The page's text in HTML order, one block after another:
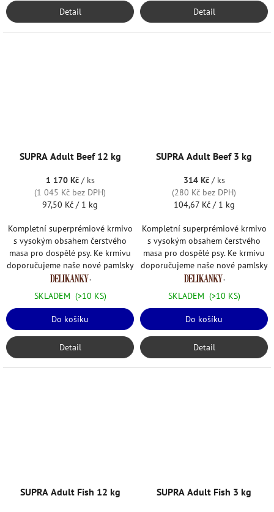
Detail Detail
SUPRA Adult Beef 12 kg
1 170 Kč / ks
(1 045 Kč bez DPH)
Měrná
97,50 Kč / 1 kg
Kompletní superprémiové krmivo
s vysokým obsahem čerstvého
masa pro dospělé psy. Ke krmivu
doporučujeme naše nové pamlsky
.
SKLADEM (>10 KS)
Do košíku
Detail
SUPRA Adult Beef 3 kg
314 Kč / ks
(280 Kč bez DPH)
Měrná
104,67 Kč / 1 kg
Kompletní superprémiové krmivo
s vysokým obsahem čerstvého
masa pro dospělé psy. Ke krmivu
doporučujeme naše nové pamlsky
.
SKLADEM (>10 KS)
Do košíku
Detail
SUPRA Adult Fish 12 kg SUPRA Adult Fish 3 kg